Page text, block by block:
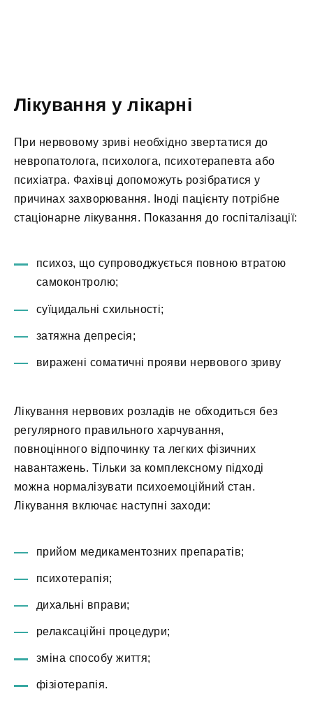
Лікування у лікарні
При нервовому зриві необхідно звертатися до
невропатолога, психолога, психотерапевта або
психіатра. Фахівці допоможуть розібратися у
причинах захворювання. Іноді пацієнту потрібне
стаціонарне лікування. Показання до госпіталізації:
психоз, що супроводжується повною втратою
самоконтролю;
суїцидальні схильності;
затяжна депресія;
виражені соматичні прояви нервового зриву
Лікування нервових розладів не обходиться без
регулярного правильного харчування,
повноцінного відпочинку та легких фізичних
навантажень. Тільки за комплексному підході
можна нормалізувати психоемоційний стан.
Лікування включає наступні заходи:
прийом медикаментозних препаратів;
психотерапія;
дихальні вправи;
релаксаційні процедури;
зміна способу життя;
фізіотерапія.